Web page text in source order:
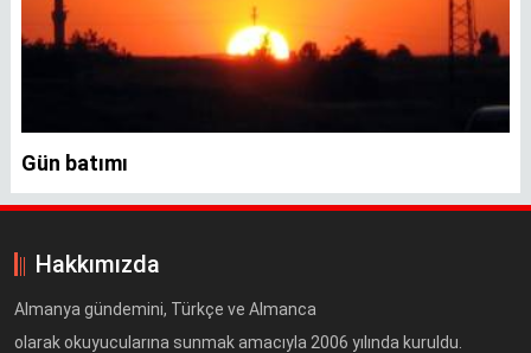
Gün batımı
Hakkımızda
Almanya gündemini, Türkçe ve Almanca
olarak okuyucularına sunmak amacıyla 2006 yılında kuruldu.